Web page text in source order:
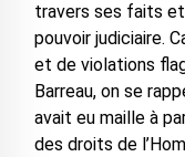
travers ses faits
pouvoir judiciaire.
et de violations
Barreau, on se
avait eu maille à
des droits de